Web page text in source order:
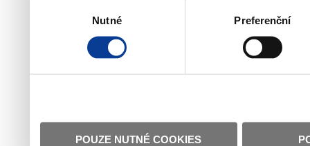
Nutné Preferenční
POUZE NUTNÉ COOKIES